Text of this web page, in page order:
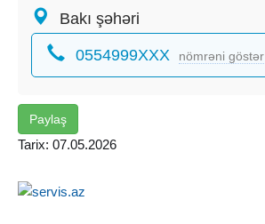
Bakı şəhəri
0554999XXX nömrəni göstər
Paylaş
Tarix: 07.05.2026